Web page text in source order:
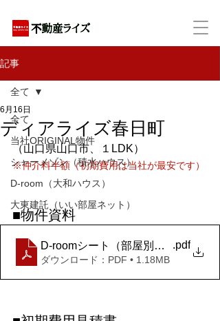
記事
全て
当社ORIGINAL物件
シャーメゾン（積水ハウス）
D-room（大和ハウス）
大東建託（いい部屋ネット）
全て
ディアライズ春日町
6月16日
（山口県山口市、１LDK）
※仲介料半額（初期費用は当社が最安です）
■物件資料
D-roomシート（部屋別）_ディアラ
.pdf
ダウンロード：PDF • 1.18MB